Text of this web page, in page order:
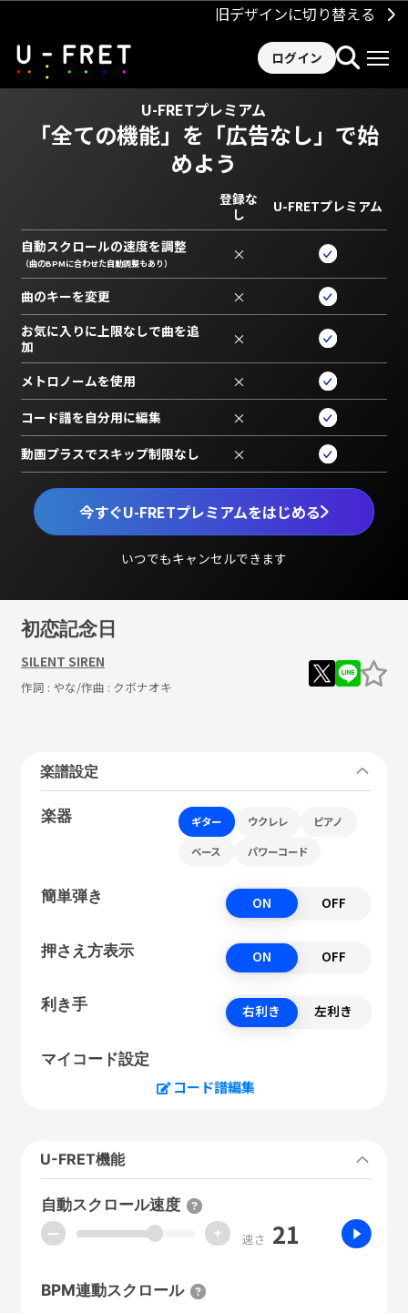
旧デザインに切り替える
ログイン
U-FRETプレミアム
「全ての機能」を 「広告なし」で始
めよう
今すぐU-FRETプレミアムをはじめる
いつでもキャンセルできます
登録な
し
U-FRETプレミアム
自動スクロールの速度を調整
（曲のBPMに合わせた自動調整もあり） ×
曲のキーを変更 ×
お気に入りに上限なしで曲を追
加
×
メトロノームを使用 ×
コード譜を自分用に編集 ×
動画プラスでスキップ制限なし ×
初恋記念日
SILENT SIREN
作詞 : やな/作曲 : クボナオキ
楽譜設定
楽器 ギター ウクレレ ピアノ
ベース パワーコード
簡単弾き ON OFF
押さえ方表示 ON OFF
利き手 右利き 左利き
マイコード設定
コード譜編集
U-FRET機能
自動スクロール速度
ー + 速さ 21
BPM連動スクロール